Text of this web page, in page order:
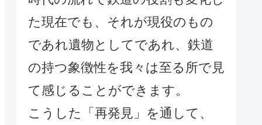
た現在でも、それが現役のもの
であれ遺物としてであれ、鉄道
の持つ象徴性を我々は至る所で見
て感じることができます。
こうした「再発見」を通して、